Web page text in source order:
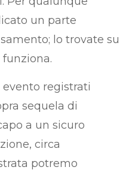
un parte
lo trovate su
evento registrati
sequela di
a un sicuro
circa
potremo